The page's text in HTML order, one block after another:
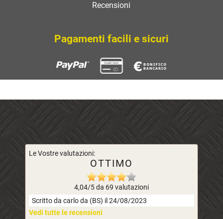
Recensioni
Pagamenti facili e sicuri
Le Vostre valutazioni:
OTTIMO
4,04/5 da 69 valutazioni
Scritto da carlo da (BS) il 24/08/2023
Vedi tutte le recensioni